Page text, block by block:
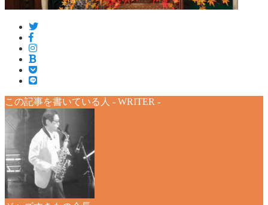
この記事を書いている人 - WRITER -